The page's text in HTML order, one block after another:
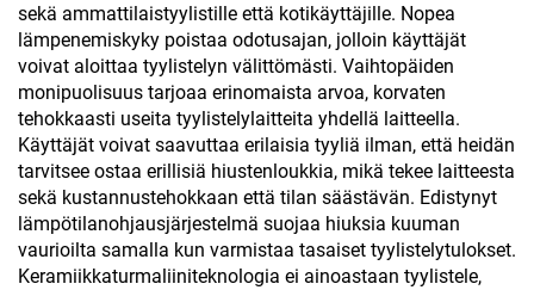
sekä ammattilaistyylistille että kotikäyttäjille. Nopea
lämpenemiskyky poistaa odotusajan, jolloin käyttäjät
voivat aloittaa tyylistelyn välittömästi. Vaihtopäiden
monipuolisuus tarjoaa erinomaista arvoa, korvaten
tehokkaasti useita tyylistelylaitteita yhdellä laitteella.
Käyttäjät voivat saavuttaa erilaisia tyyliä ilman, että heidän
tarvitsee ostaa erillisiä hiustenloukkia, mikä tekee laitteesta
sekä kustannustehokkaan että tilan säästävän. Edistynyt
lämpötilanohjausjärjestelmä suojaa hiuksia kuuman
vaurioilta samalla kun varmistaa tasaiset tyylistelytulokset.
Keramiikkaturmaliiniteknologia ei ainoastaan tyylistele,